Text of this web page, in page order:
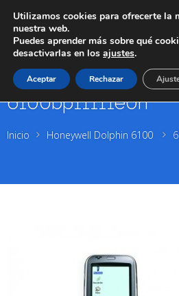
6100bp11111e0h
Inicio Honeywell Dolphin 6100
Utilizamos cookies para ofrecerte la
nuestra web.
Puedes aprender más sobre qué
desactivarlas en los ajustes.
Aceptar Rechazar